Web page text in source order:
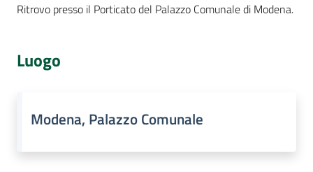
Ritrovo presso il Porticato del Palazzo Comunale di Modena.
Luogo
Modena, Palazzo Comunale